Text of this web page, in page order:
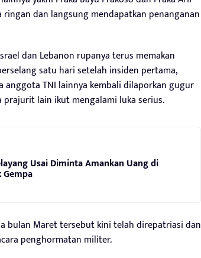
dan langsung mendapatkan penanganan
dan Lebanon rupanya terus memakan
satu hari setelah insiden pertama,
anggota TNI lainnya kembali dilaporkan gugur
lain ikut mengalami luka serius.
Usai Diminta Amankan Uang di
bulan Maret tersebut kini telah direpatriasi dan
penghormatan militer.